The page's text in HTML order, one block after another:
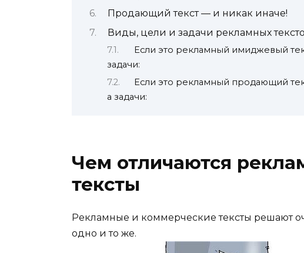
Продающий текст — и никак иначе!
Виды, цели и задачи рекламных
Если это рекламный имиджевый
задачи:
Если это рекламный продающий
а задачи:
Чем отличаются
тексты
Рекламные и коммерческие тексты решают
одно и то же.